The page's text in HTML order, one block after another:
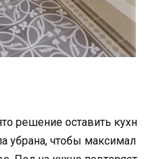
решение оставить кухн
убрана, чтобы максимал